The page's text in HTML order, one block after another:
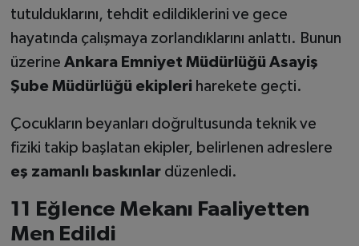
tutulduklarını, tehdit edildiklerini ve gece
hayatında çalışmaya zorlandıklarını anlattı. Bunun
üzerine Ankara Emniyet Müdürlüğü Asayiş
Şube Müdürlüğü ekipleriharekete geçti.
Çocukların beyanları doğrultusunda teknik ve
fiziki takip başlatan ekipler, belirlenen adreslere
eş zamanlı baskınlardüzenledi.
11 Eğlence Mekanı Faaliyetten
Men Edildi